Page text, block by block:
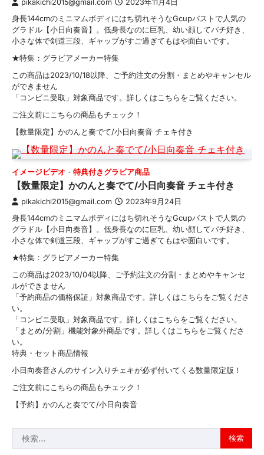
pikakichi2015@gmail.com 2023年11月4日
身長144cmのミニマムボディにはち切れそうなGcupバストで人気の
グラドル【小日向奏音】。低身長なのに巨乳、幼い顔してパチ好き、
小さな体で剣道三段、ギャップがすご過ぎてもはや面白いです。
★特集：グラビアメーカー特集
この商品は2023/10/18以降、ご予約注文の分割・まとめやキャンセル
ができません
「コンビニ受取」対象商品です。詳しくはこちらをご覧ください。
ご注文前にこちらの商品もチェック！
【数量限定】かのんと奏でて/小日向奏音 チェキ付き
イメージビデオ 特典付きグラビア商品
【数量限定】かのんと奏でて/小日向奏音 チェキ付き
pikakichi2015@gmail.com 2023年9月24日
身長144cmのミニマムボディにはち切れそうなGcupバストで人気の
グラドル【小日向奏音】。低身長なのに巨乳、幼い顔してパチ好き、
小さな体で剣道三段、ギャップがすご過ぎてもはや面白いです。
★特集：グラビアメーカー特集
この商品は2023/10/04以降、ご予約注文の分割・まとめやキャンセ
ルができません
「予約商品の価格保証」対象商品です。詳しくはこちらをご覧くださ
い。
「コンビニ受取」対象商品です。詳しくはこちらをご覧ください。
「まとめ/分割」機能対象外商品です。詳しくはこちらをご覧くださ
い。
特典・セット商品情報
小日向奏音さんのサイン入りチェキが必ず付いてくる数量限定版！
ご注文前にこちらの商品もチェック！
【予約】かのんと奏でて/小日向奏音
索: